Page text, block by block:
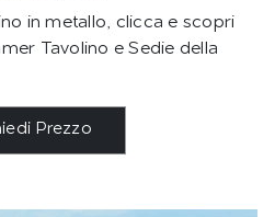
in metallo, clicca e scopri
Tavolino e Sedie della
Prezzo